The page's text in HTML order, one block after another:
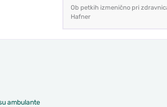
Ob petkih izmenično pri
Hafner
ambulante